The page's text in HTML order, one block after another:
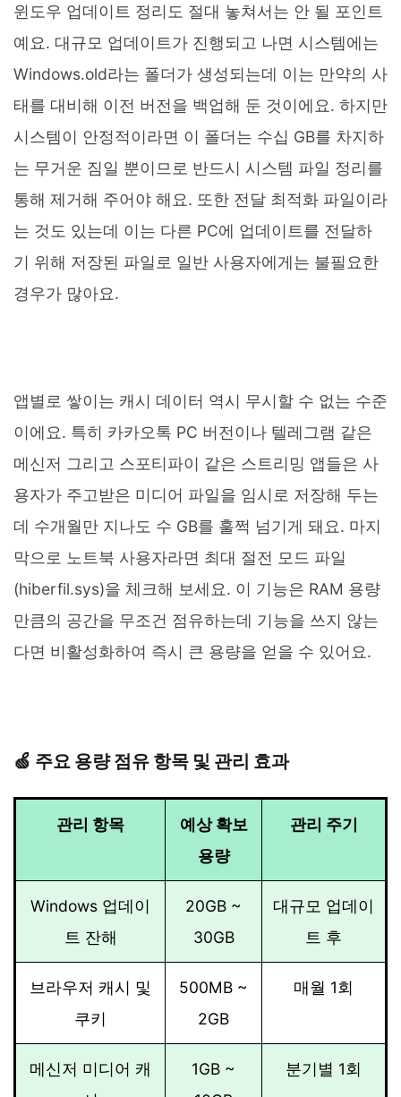
윈도우 업데이트 정리도 절대 놓쳐서는 안 될 포인트
예요. 대규모 업데이트가 진행되고 나면 시스템에는
Windows.old라는 폴더가 생성되는데 이는 만약의 사
태를 대비해 이전 버전을 백업해 둔 것이에요. 하지만
시스템이 안정적이라면 이 폴더는 수십 GB를 차지하
는 무거운 짐일 뿐이므로 반드시 시스템 파일 정리를
통해 제거해 주어야 해요. 또한 전달 최적화 파일이라
는 것도 있는데 이는 다른 PC에 업데이트를 전달하
기 위해 저장된 파일로 일반 사용자에게는 불필요한
경우가 많아요.
앱별로 쌓이는 캐시 데이터 역시 무시할 수 없는 수준
이에요. 특히 카카오톡 PC 버전이나 텔레그램 같은
메신저 그리고 스포티파이 같은 스트리밍 앱들은 사
용자가 주고받은 미디어 파일을 임시로 저장해 두는
데 수개월만 지나도 수 GB를 훌쩍 넘기게 돼요. 마지
막으로 노트북 사용자라면 최대 절전 모드 파일
(hiberfil.sys)을 체크해 보세요. 이 기능은 RAM 용량
만큼의 공간을 무조건 점유하는데 기능을 쓰지 않는
다면 비활성화하여 즉시 큰 용량을 얻을 수 있어요.
🍏 주요 용량 점유 항목 및 관리 효과
관리 항목
예상 확보
용량
관리 주기
Windows 업데이
트 잔해
20GB ~
30GB
대규모 업데이
트 후
브라우저 캐시 및
쿠키
500MB ~
2GB
매월 1회
메신저 미디어 캐
1GB ~
분기별 1회